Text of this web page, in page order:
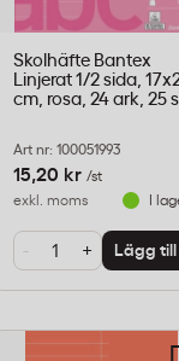
Skolhäfte Bantex
Linjerat 1/2 sida,
cm, rosa, 24 ark, 25
Art nr: 100051993
15,20 kr /st
exkl. moms
I
- + Lägg till